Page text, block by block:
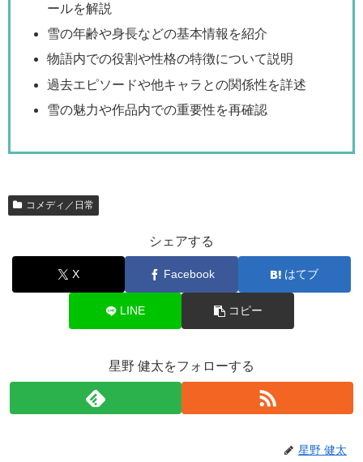
ールを解説
雪の年齢や身長などの基本情報を紹介
物語内での役割や性格の特徴について説明
過去エピソードや他キャラとの関係性を詳述
雪の魅力や作品内での重要性を再確認
コメディ／日常
シェアする
X Facebook はてブ
LINE コピー
星野 健太をフォローする
星野 健太